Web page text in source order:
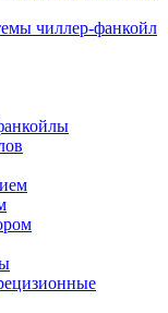
чиллер-фанкойл